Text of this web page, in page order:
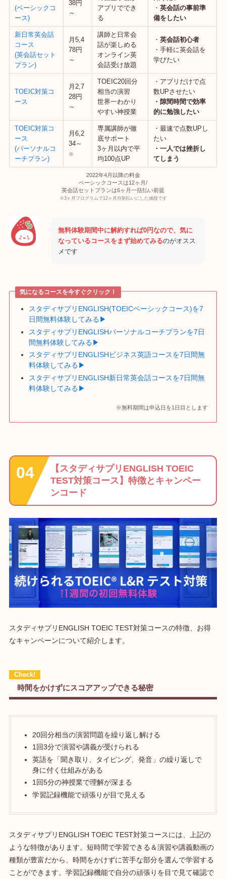
(ベーシックコ
ース)
38円
～
アプリででき
る
・ 英会話の事前準
備をしたい
新日常英会話
コース
(英会話セット
プラン)
月5,4
78円
～
講師と日常会
話が楽しめる
オンライン英
会話受け放題
・ 英会話初心者
・手軽に英会話を
学びたい
TOEIC対策コ
ース
月2,7
28円
～
TOEIC20回分
相当の演習
世界一わかり
やすい神授業
・アプリだけで点
数UPさせたい
・隙間時間で効率
的に勉強したい
TOEIC対策コ
ース
(パーソナルコ
ーチプラン)
月6,2
34～
※
専属講師が徹
底サポート
3ヶ月以内で平
均100点UP
・最速で点数UPし
たい
・一人では挫折し
てしまう
2022年4月以降の料金
ベーシックコースは12ヶ月/
英会話セットプランは6ヶ月一括払い前提
※3ヶ月プログラムで12ヶ月分割払いにした値段です
無料体験期間中に解約すれば0円なので、気に
なっているコースをまず始めてみるのがオスス
メです
気になるコースを今すぐクリック！
スタディサプリENGLISH(TOEICベーシックコース)を7
日間無料体験してみる▶
スタディサプリENGLISHパーソナルコーチプランを7日
間無料体験してみる▶
スタディサプリENGLISHビジネス英語コースを7日間無
料体験してみる▶
スタディサプリENGLISH新日常英会話コースを7日間無
料体験してみる▶
※無料期間は申込日を1日目とします
【スタディサプリENGLISH TOEIC
TEST対策コース】特徴とキャンペー
ンコード
スタディサプリENGLISH TOEIC TEST対策コースの特徴、お得
なキャンペーンについて紹介します。
時間をかけずにスコアアップできる秘密
20回分相当の演習問題を繰り返し解ける
1回3分で演習や講義が受けられる
英語を「聞き取り、タイピング、発音」の繰り返しで
身に付く仕組みがある
1回5分の神授業で理解が深まる
学習記録機能で頑張りが目で見える
スタディサプリENGLISH TOEIC TEST対策コースには、上記の
ような特徴があります。短時間で学習できる＆演習や講義動画の
種類が豊富だから、時間をかけずに苦手な部分を選んで学習する
ことができます。学習記録機能で自分の頑張りを目で見て確認で